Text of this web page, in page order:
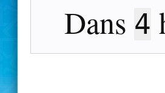
Dans 4